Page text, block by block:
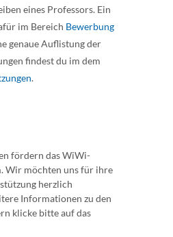
eines Professors. Ein
im Bereich Bewerbung
genaue Auflistung der
findest du im dem
.
fördern das WiWi-
Wir möchten uns für ihre
herzlich
Informationen zu den
klicke bitte auf das